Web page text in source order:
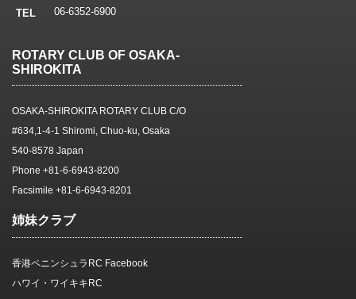
TEL
06-6352-6900
ROTARY CLUB OF OSAKA-
SHIROKITA
OSAKA-SHIROKITA ROTARY CLUB C/O
#634,1-4-1 Shiromi, Chuo-ku, Osaka
540-8578 Japan
Phone +81-6-6943-8200
Facsimile +81-6-6943-8201
姉妹クラブ
香港ペニンシュラRC Facebook
ハワイ・ワイキキRC